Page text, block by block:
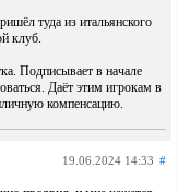
туда из итальянского
клуб.
Подписывает в начале
Даёт этим игрокам в
компенсацию.
19.06.2024 14:33 #